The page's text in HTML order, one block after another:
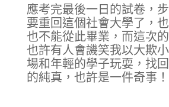
應考完最後一日的試卷，
要重回這個社會大學了，
也不能從此畢業，而這次
也許有人會譏笑我以大欺
場和年輕的學子玩耍，找
的純真，也許是一件奇事！